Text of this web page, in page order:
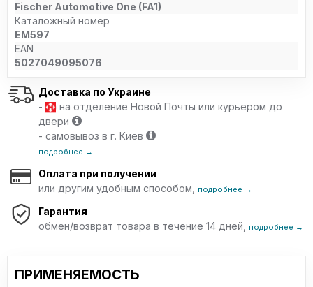
Fischer Automotive One (FA1)
Каталожный номер
EM597
EAN
5027049095076
Доставка по Украине
-
на отделение Новой Почты или курьером до
двери
- самовывоз в г. Киев
подробнее →
Оплата при получении
или другим удобным способом,
подробнее →
Гарантия
обмен/возврат товара в течение 14 дней,
подробнее →
ПРИМЕНЯЕМОСТЬ